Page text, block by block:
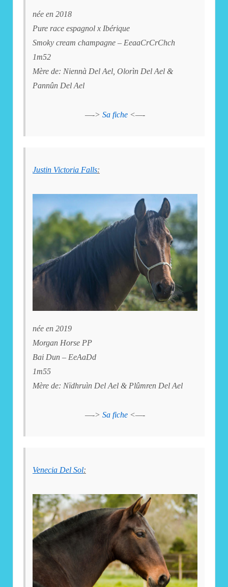
née en 2018
Pure race espagnol x Ibérique
Smoky cream champagne – EeaaCrCrChch
1m52
Mère de: Niennà Del Ael, Olorìn Del Ael &
Pannûn Del Ael
—-> Sa fiche <—-
Justin Victoria Falls:
née en 2019
Morgan Horse PP
Bai Dun – EeAaDd
1m55
Mère de: Nïdhruìn Del Ael & Plûmren Del Ael
—-> Sa fiche <—-
Venecia Del Sol: